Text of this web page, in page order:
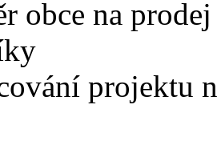
obce na
projektu